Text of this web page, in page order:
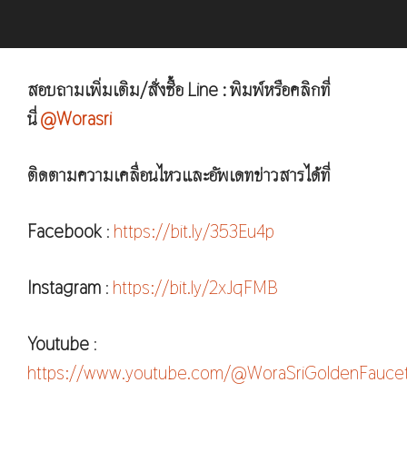
สอบถามเพิ่มเติม/สั่งซื้อ Line : พิมพ์หรือคลิกที่
นี่@Worasri
ติดตามความเคลื่อนไหวและอัพเดทข่าวสารได้ที่
Facebook : https://bit.ly/353Eu4p
Instagram : https://bit.ly/2xJqFMB
Youtube :
https://www.youtube.com/